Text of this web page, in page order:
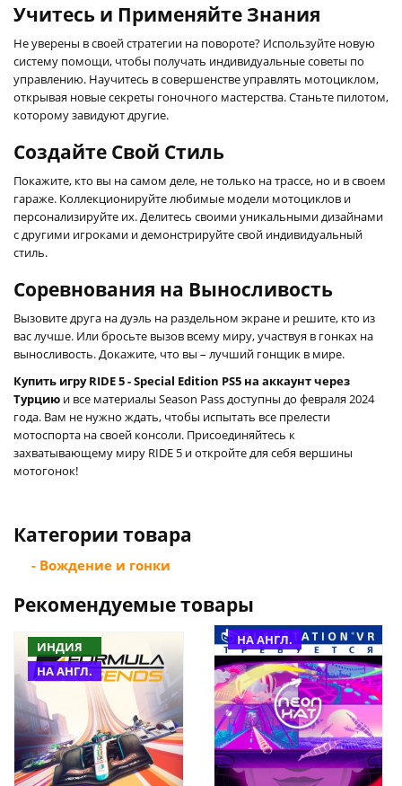
Учитесь и Применяйте Знания
Не уверены в своей стратегии на повороте? Используйте новую
систему помощи, чтобы получать индивидуальные советы по
управлению. Научитесь в совершенстве управлять мотоциклом,
открывая новые секреты гоночного мастерства. Станьте пилотом,
которому завидуют другие.
Создайте Свой Стиль
Покажите, кто вы на самом деле, не только на трассе, но и в своем
гараже. Коллекционируйте любимые модели мотоциклов и
персонализируйте их. Делитесь своими уникальными дизайнами
с другими игроками и демонстрируйте свой индивидуальный
стиль.
Соревнования на Выносливость
Вызовите друга на дуэль на раздельном экране и решите, кто из
вас лучше. Или бросьте вызов всему миру, участвуя в гонках на
выносливость. Докажите, что вы – лучший гонщик в мире.
Купить игру RIDE 5 - Special Edition PS5 на аккаунт через
Турцию и все материалы Season Pass доступны до февраля 2024
года. Вам не нужно ждать, чтобы испытать все прелести
мотоспорта на своей консоли. Присоединяйтесь к
захватывающему миру RIDE 5 и откройте для себя вершины
мотогонок!
Категории товара
- Вождение и гонки
Рекомендуемые товары
ИНДИЯ
НА АНГЛ.
НА АНГЛ.